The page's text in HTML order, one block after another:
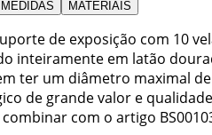
MEDIDAS MATERIAIS
de exposição com 10
inteiramente em latão
ter um diâmetro maximal
de grande valor e
com o artigo